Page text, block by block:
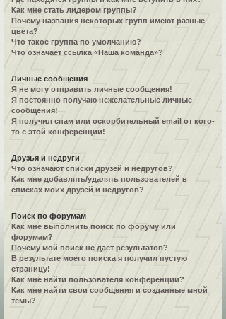
Как мне стать лидером группы?
Почему названия некоторых групп имеют разные
цвета?
Что такое группа по умолчанию?
Что означает ссылка «Наша команда»?
Личные сообщения
Я не могу отправить личные сообщения!
Я постоянно получаю нежелательные личные
сообщения!
Я получил спам или оскорбительный email от кого-
то с этой конференции!
Друзья и недруги
Что означают списки друзей и недругов?
Как мне добавлять/удалять пользователей в
списках моих друзей и недругов?
Поиск по форумам
Как мне выполнить поиск по форуму или
форумам?
Почему мой поиск не даёт результатов?
В результате моего поиска я получил пустую
страницу!
Как мне найти пользователя конференции?
Как мне найти свои сообщения и созданные мной
темы?